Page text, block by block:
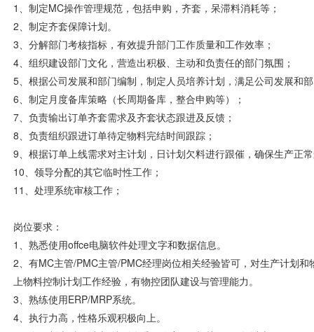
1、制定MC操作管理规范，包括申购，齐套，呆滞料消耗等；
2、制定齐套保障计划。
3、分解部门考核指标，有效提升部门工作质量和工作效率；
4、组织建设部门文化，营造出积极、主动和负责任的部门氛围；
5、根据公司发展和部门编制，制定人员培养计划，满足公司发展和
6、制定月度备库策略（长周期备库，整合申购等）；
7、负责输出订单齐套需求及齐套状态跟进及反馈；
8、负责组织跟进订单待定物料完结时间跟踪；
9、根据订单上线需求对主计划，日计划欠料进行跟催，确保生产正
10、领导分配的其它临时性工作；
11、处理系统审核工作；
岗位要求：
1、熟悉使用offce电脑软件处理文字和数据信息。
2、有MC主管/PMC主管/PMC经理岗位相关经验皆可，对生产计划
上物料控制计划工作经验，有物控团队建设与管理能力。
3、熟练使用ERP/MRP系统。
4、执行力高，性格乐观积极向上。